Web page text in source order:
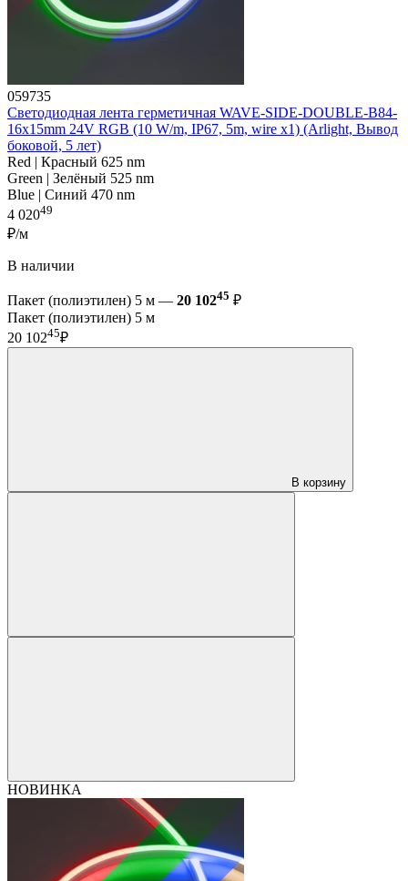
059735
Светодиодная лента герметичная WAVE-SIDE-DOUBLE-B84-
16x15mm 24V RGB (10 W/m, IP67, 5m, wire x1) (Arlight, Вывод
боковой, 5 лет)
Red | Красный 625 nm
Green | Зелёный 525 nm
Blue | Синий 470 nm
4 02049
₽/м
В наличии
Пакет (полиэтилен) 5 м — 20 10245 ₽
Пакет (полиэтилен) 5 м
20 10245₽
В корзину
НОВИНКА